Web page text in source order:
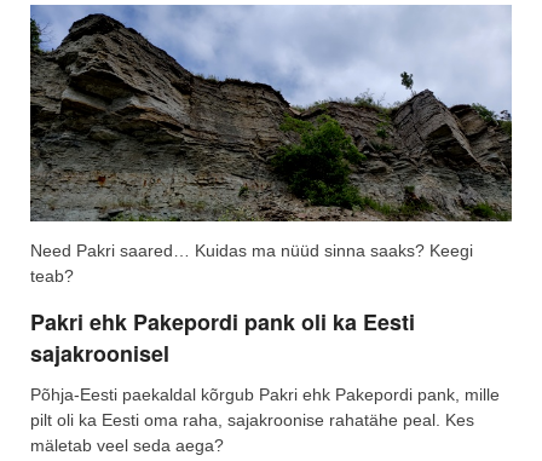
Need Pakri saared… Kuidas ma nüüd sinna saaks? Keegi
teab?
Pakri ehk Pakepordi pank oli ka Eesti
sajakroonisel
Põhja-Eesti paekaldal kõrgub Pakri ehk Pakepordi pank, mille
pilt oli ka Eesti oma raha, sajakroonise rahatähe peal. Kes
mäletab veel seda aega?